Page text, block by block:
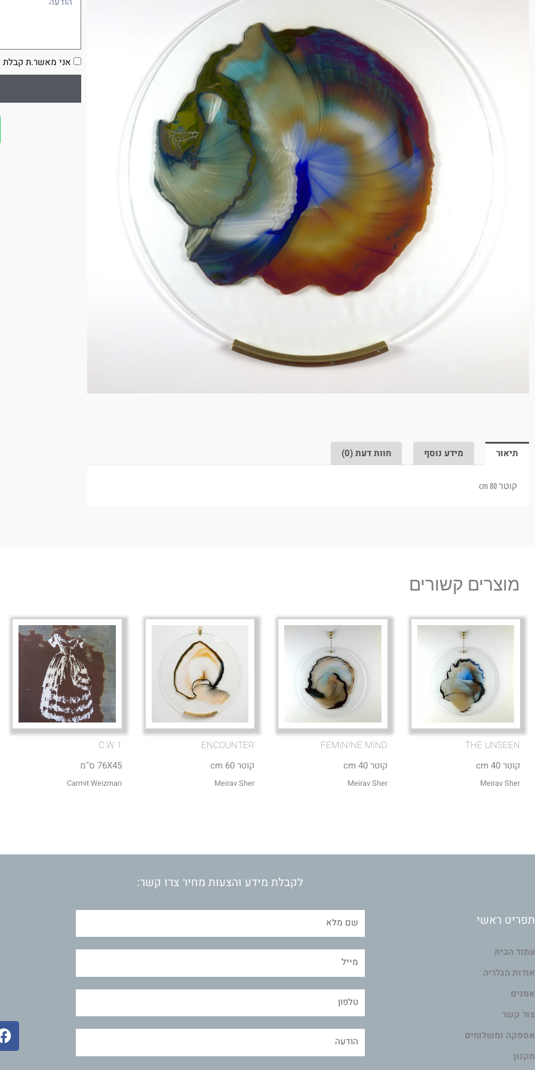
תיאור מידע נוסף חוות דעת (0)
קוטר 80 cm
הסכמה
אני מאשר.ת קבלת
מוצרים קשורים
THE UNSEEN
קוטר 40 cm
Meirav Sher
FEMININE MIND
קוטר 40 cm
Meirav Sher
ENCOUNTER
קוטר 60 cm
Meirav Sher
C.W 1
76X45 ס"מ
Carmit Weizman
תפריט ראשי
עמוד הבית
אודות הגלריה
אמנים
צור קשר
אספקה ומשלוחים
תקנון
לקבלת מידע והצעות מחיר צרו קשר: